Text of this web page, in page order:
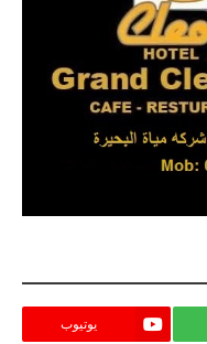
يوتيوب